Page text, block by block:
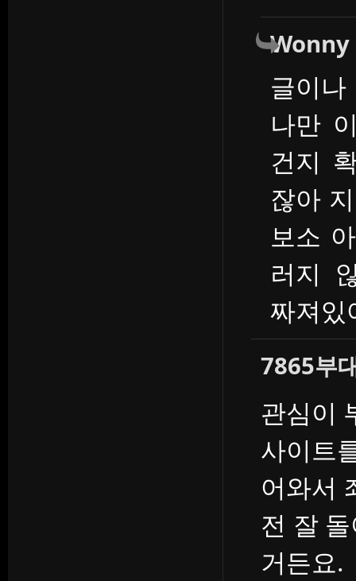
Wonny
글이
나만
건지
잖아
보소
러지
짜져
7865부
관심이
사이트
어와서
전 잘
거든요.